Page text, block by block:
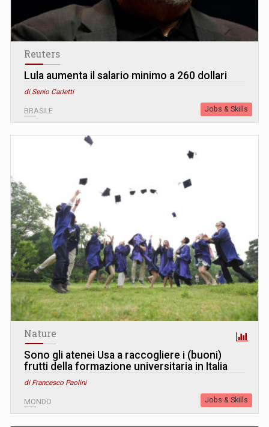
Reuters
Lula aumenta il salario minimo a 260 dollari
di Senio Carletti
BRASILE Jobs & Skills
Nature
Sono gli atenei Usa a raccogliere i (buoni)
frutti della formazione universitaria in Italia
di Francesco Paolini
MONDO Jobs & Skills